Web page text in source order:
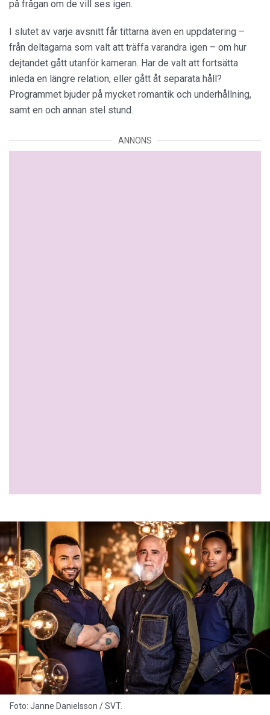
på frågan om de vill ses igen.
I slutet av varje avsnitt får tittarna även en uppdatering –
från deltagarna som valt att träffa varandra igen – om hur
dejtandet gått utanför kameran. Har de valt att fortsätta
inleda en längre relation, eller gått åt separata håll?
Programmet bjuder på mycket romantik och underhållning,
samt en och annan stel stund.
ANNONS
Foto: Janne Danielsson / SVT.